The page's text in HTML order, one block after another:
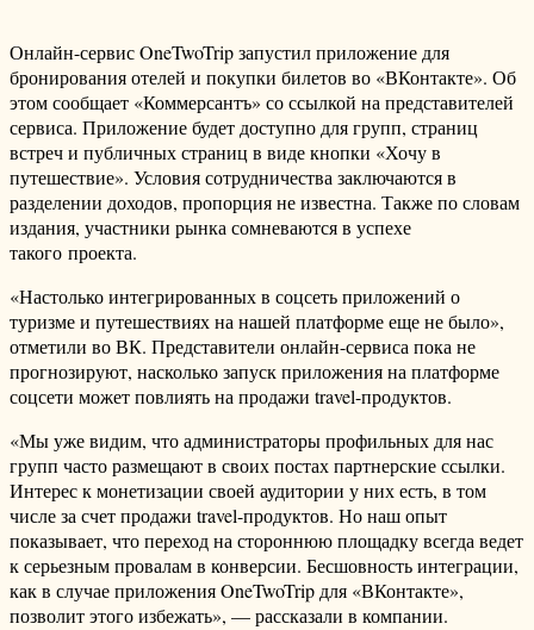
Онлайн-сервис OneTwoTrip запустил приложение для
бронирования отелей и покупки билетов во «ВКонтакте». Об
этом сообщает «Коммерсантъ» со ссылкой на представителей
сервиса. Приложение будет доступно для групп, страниц
встреч и публичных страниц в виде кнопки «Хочу в
путешествие». Условия сотрудничества заключаются в
разделении доходов, пропорция не известна. Также по словам
издания, участники рынка сомневаются в успехе
такого проекта.
«Настолько интегрированных в соцсеть приложений о
туризме и путешествиях на нашей платформе еще не было»,
отметили во ВК. Представители онлайн-сервиса пока не
прогнозируют, насколько запуск приложения на платформе
соцсети может повлиять на продажи travel-продуктов.
«Мы уже видим, что администраторы профильных для нас
групп часто размещают в своих постах партнерские ссылки.
Интерес к монетизации своей аудитории у них есть, в том
числе за счет продажи travel-продуктов. Но наш опыт
показывает, что переход на стороннюю площадку всегда ведет
к серьезным провалам в конверсии. Бесшовность интеграции,
как в случае приложения OneTwoTrip для «ВКонтакте»,
позволит этого избежать», — рассказали в компании.